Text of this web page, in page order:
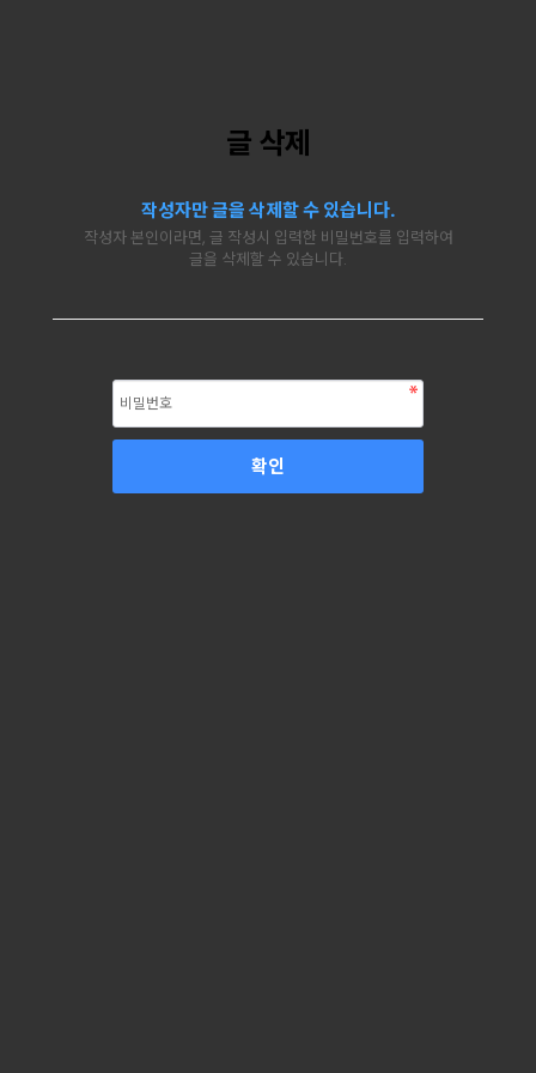
글 삭제
작성자만 글을 삭제할 수 있습니다.
작성자 본인이라면, 글 작성시 입력한 비밀번호를 입력하여
글을 삭제할 수 있습니다.